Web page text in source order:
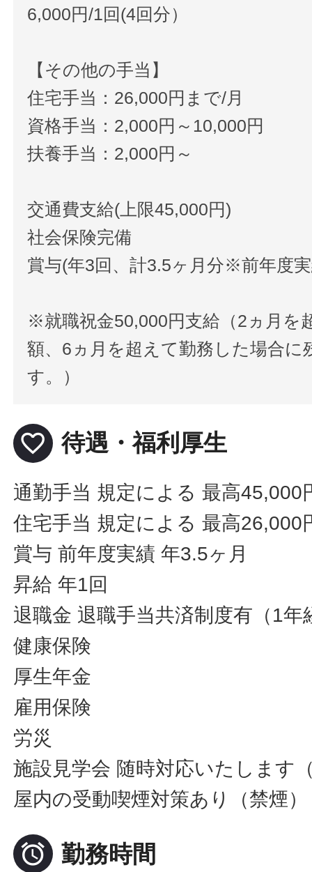
6,000円/1回(4回分）
【その他の手当】
住宅手当：26,000円まで/月
資格手当：2,000円～10,000円
扶養手当：2,000円～
交通費支給(上限45,000円)
社会保険完備
賞与(年3回、計3.5ヶ月分※前年度
※就職祝金50,000円支給（2ヵ月を
額、6ヵ月を超えて勤務した場合に
す。）
favorite_border 待遇・福利厚生
通勤手当 規定による 最高45,000
住宅手当 規定による 最高26,000
賞与 前年度実績 年3.5ヶ月
昇給 年1回
退職金 退職手当共済制度有（1年
健康保険
厚生年金
雇用保険
労災
施設見学会 随時対応いたします
屋内の受動喫煙対策あり（禁煙）
 勤務時間